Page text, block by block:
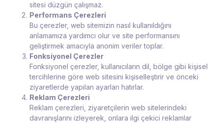
sitesi düzgün çalışmaz.
Performans Çerezleri
Bu çerezler, web sitemizin nasıl kullanıldığını
anlamamıza yardımcı olur ve site performansını
geliştirmek amacıyla anonim veriler toplar.
Fonksiyonel Çerezler
Fonksiyonel çerezler, kullanıcıların dil, bölge gibi kişisel
tercihlerine göre web sitesini kişiselleştirir ve önceki
ziyaretlerde yapılan ayarları hatırlar.
Reklam Çerezleri
Reklam çerezleri, ziyaretçilerin web sitelerindeki
davranışlarını izleyerek, onlara ilgi çekici reklamlar